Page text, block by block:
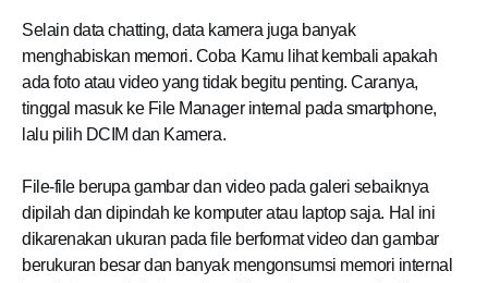
Selain data chatting, data kamera juga banyak
menghabiskan memori. Coba Kamu lihat kembali apakah
ada foto atau video yang tidak begitu penting. Caranya,
tinggal masuk ke File Manager internal pada smartphone,
lalu pilih DCIM dan Kamera.
File-file berupa gambar dan video pada galeri sebaiknya
dipilah dan dipindah ke komputer atau laptop saja. Hal ini
dikarenakan ukuran pada file berformat video dan gambar
berukuran besar dan banyak mengonsumsi memori internal